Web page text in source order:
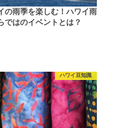
の雨季を楽しむ！ハワイ雨
ではのイベントとは？
ハワイ豆知識